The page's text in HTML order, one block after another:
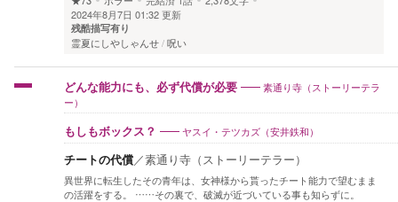
2024年8月7日 01:32 更新
残酷描写有り
霊夏にしやしゃんせ 呪い
どんな能力にも、必ず代償が必要
素通り寺（ストーリーテラ
ー）
もしもボックス？ ヤスイ・テツカズ（安井鉄和）
チートの代償／素通り寺（ストーリーテラー）
異世界に転生したその青年は、女神様から貰ったチート能力で望むまま
の活躍をする。 ……その裏で、破滅が近づいている事も知らずに。